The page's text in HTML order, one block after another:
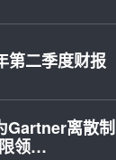
第二季度财报
Gartner离散制
领…